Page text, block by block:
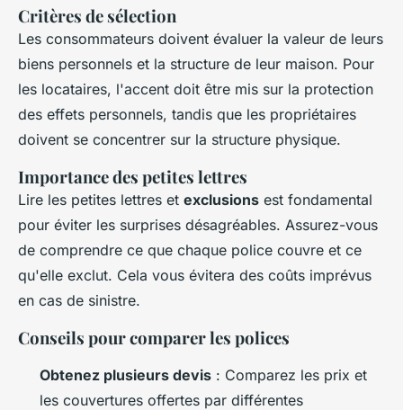
Critères de sélection
Les consommateurs doivent évaluer la valeur de leurs
biens personnels et la structure de leur maison. Pour
les locataires, l'accent doit être mis sur la protection
des effets personnels, tandis que les propriétaires
doivent se concentrer sur la structure physique.
Importance des petites lettres
Lire les petites lettres et exclusions est fondamental
pour éviter les surprises désagréables. Assurez-vous
de comprendre ce que chaque police couvre et ce
qu'elle exclut. Cela vous évitera des coûts imprévus
en cas de sinistre.
Conseils pour comparer les polices
Obtenez plusieurs devis : Comparez les prix et
les couvertures offertes par différentes